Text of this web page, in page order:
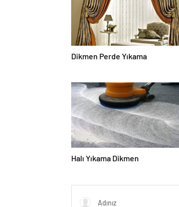
Dikmen Perde Yıkama
Halı Yıkama Dikmen